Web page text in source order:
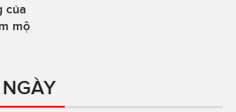
của
mộ